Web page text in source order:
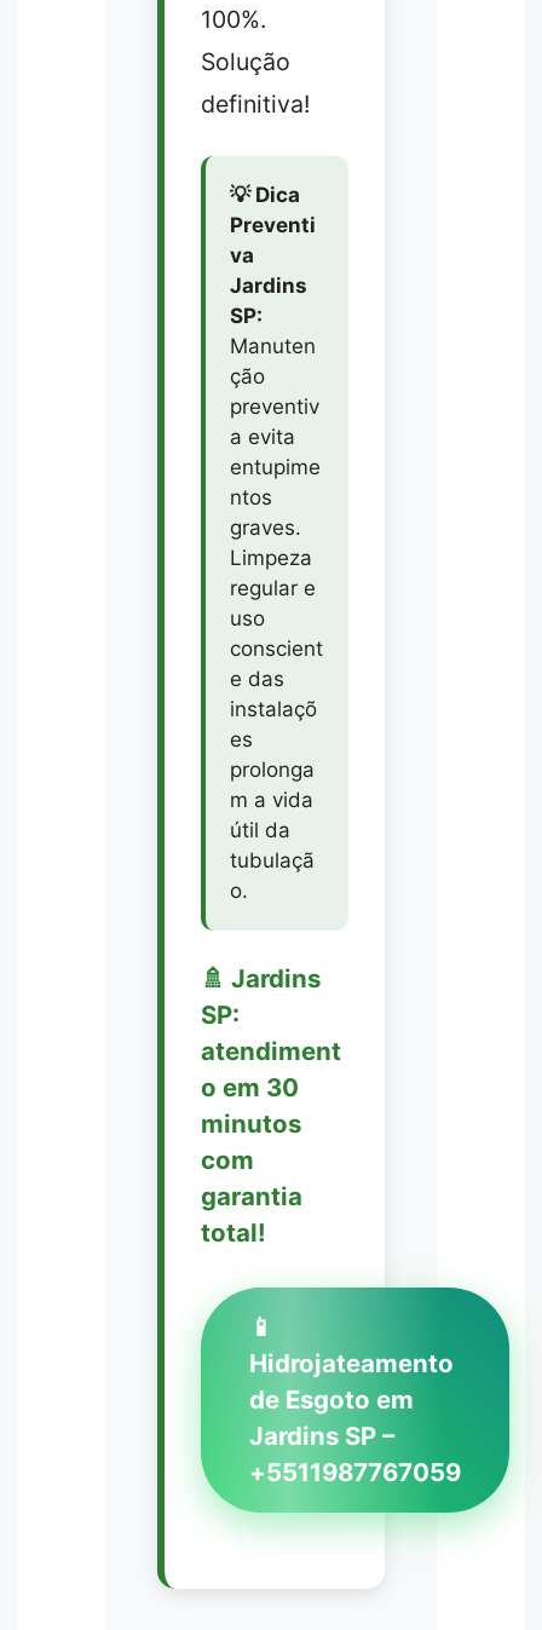
100%.
Solução
definitiva!
💡 Dica
Preventi
va
Jardins
SP:
Manuten
ção
preventiv
a evita
entupime
ntos
graves.
Limpeza
regular e
uso
conscient
e das
instalaçõ
es
prolonga
m a vida
útil da
tubulaçã
o.
🚿 Jardins
SP:
atendiment
o em 30
minutos
com
garantia
total!
📱
Hidrojateamento
de Esgoto em
Jardins SP –
+5511987767059